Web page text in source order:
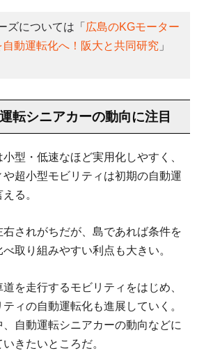
ズについては「 広島のKGモーター
動運転化へ！阪大と共同研究 」
転シニアカーの動向に注目
型・低速なほど実用化しやすく、
超小型モビリティは初期の自動運
る。
されがちだが、島であれば条件を
取り組みやすい利点も大きい。
を走行するモビリティをはじめ、
ィの自動運転化も進展していく。
自動運転シニアカーの動向などに
きたいところだ。